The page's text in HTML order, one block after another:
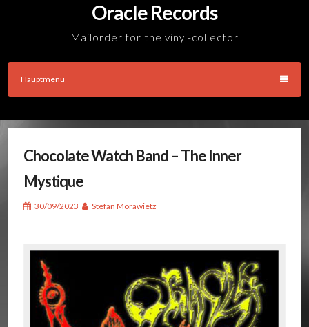
Oracle Records
Mailorder for the vinyl-collector
Hauptmenü
Chocolate Watch Band – The Inner
Mystique
30/09/2023 Stefan Morawietz